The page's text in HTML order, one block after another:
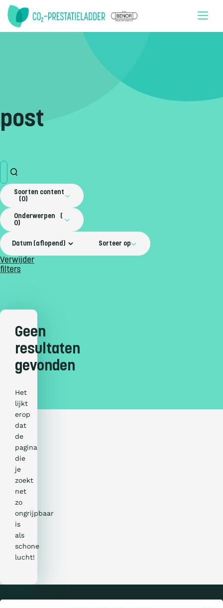
post
Soorten content
0
Onderwerpen
0
Sorteer op
Verwijder
filters
Geen
resultaten
gevonden
Het
lijkt
erop
dat
de
pagina
die
je
zoekt
net
zo
ongrijpbaar
is
als
schone
lucht!
Wat is de Ladder?